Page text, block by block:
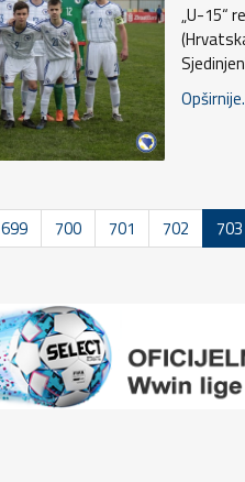
„U-15“
699 700 701 702 703